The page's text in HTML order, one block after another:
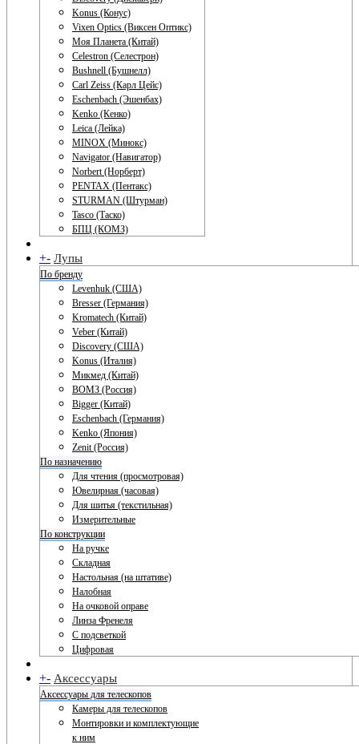
Konus (Конус)
Vixen Optics (Виксен Оптикс)
Моя Планета (Китай)
Celestron (Селестрон)
Bushnell (Бушнелл)
Carl Zeiss (Карл Цейс)
Eschenbach (Эшенбах)
Kenko (Кенко)
Leica (Лейка)
MINOX (Минокс)
Navigator (Навигатор)
Norbert (Норберт)
PENTAX (Пентакс)
STURMAN (Штурман)
Tasco (Таско)
БПЦ (КОМЗ)
+- Лупы
По бренду
Levenhuk (США)
Bresser (Германия)
Kromatech (Китай)
Veber (Китай)
Discovery (США)
Konus (Италия)
Микмед (Китай)
ВОМЗ (Россия)
Bigger (Китай)
Eschenbach (Германия)
Kenko (Япония)
Zenit (Россия)
По назначению
Для чтения (просмотровая)
Ювелирная (часовая)
Для шитья (текстильная)
Измерительные
По конструкции
На ручке
Складная
Настольная (на штативе)
Налобная
На очковой оправе
Линза Френеля
С подсветкой
Цифровая
+- Аксессуары
Аксессуары для телескопов
Камеры для телескопов
Монтировки и комплектующие
к ним